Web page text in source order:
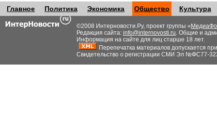
Главное Политика Экономика Общество Культура
©2008 Интерновости.Ру, проект группы «
Редакция сайта: info@internovosti.ru. Общие и
Информация на сайте для лиц старше 18 лет.
Перепечатка материалов допускается
Свидетельство о регистрации СМИ Эл №ФС77-